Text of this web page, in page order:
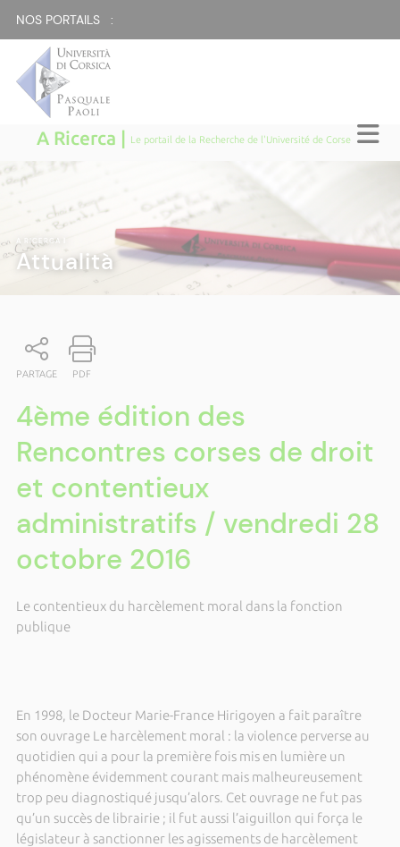
NOS PORTAILS :
A Ricerca | Le portail de la Recherche de l'Université de Corse
A RICERCA
Attualità
PARTAGE PDF
4ème édition des
Rencontres corses de droit
et contentieux
administratifs / vendredi 28
octobre 2016
Le contentieux du harcèlement moral dans la fonction
publique
En 1998, le Docteur Marie-France Hirigoyen a fait paraître
son ouvrage Le harcèlement moral : la violence perverse au
quotidien qui a pour la première fois mis en lumière un
phénomène évidemment courant mais malheureusement
trop peu diagnostiqué jusqu’alors. Cet ouvrage ne fut pas
qu’un succès de librairie ; il fut aussi l’aiguillon qui força le
législateur à sanctionner les agissements de harcèlement